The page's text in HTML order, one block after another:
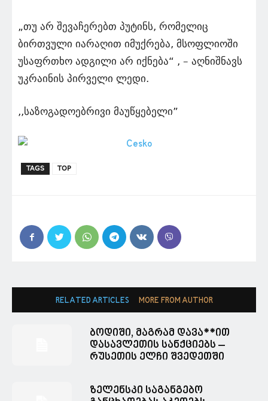
„თუ არ შევაჩერებთ პუტინს, რომელიც
ბირთვული იარაღით იმუქრება, მსოფლიოში
უსაფრთხო ადგილი არ იქნება“ , – აღნიშნავს
უკრაინის პირველი ლედი.
,,საზოგადოებრივი მაუწყებელი”
TAGS TOP
RELATED ARTICLES MORE FROM AUTHOR
ბოდიში, მაგრამ დავა**ით
დასავლეთის სანქციებს –
რუსეთის ელჩი შვედეთში
ზელენსკი საგანგებო